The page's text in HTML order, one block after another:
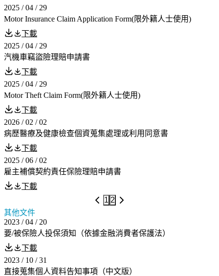
2025 / 04 / 29
Motor Insurance Claim Application Form(限外籍人士使用)
下載
2025 / 04 / 29
汽機車竊盜險理賠申請書
下載
2025 / 04 / 29
Motor Theft Claim Form(限外籍人士使用)
下載
2026 / 02 / 02
病歷醫療及健康檢查個資蒐集處理或利用同意書
下載
2025 / 06 / 02
雇主補償契約責任保險理賠申請書
下載
1 2
其他文件
2023 / 04 / 20
要/被保險人投保須知（依據金融消費者保護法）
下載
2023 / 10 / 31
直接蒐集個人資料告知事項（中文版）